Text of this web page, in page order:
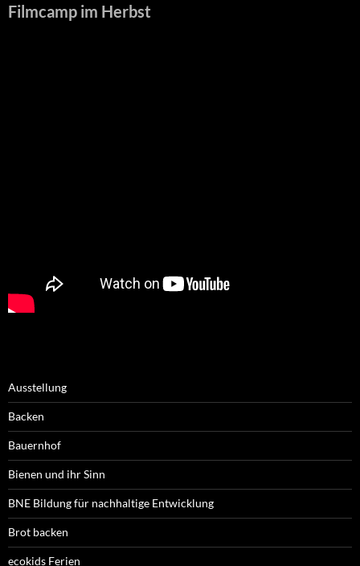
Filmcamp im Herbst
Ausstellung
Backen
Bauernhof
Bienen und ihr Sinn
BNE Bildung für nachhaltige Entwicklung
Brot backen
ecokids Ferien